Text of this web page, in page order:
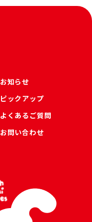
お知らせ
ピックアップ
よくあるご質問
お問い合わせ